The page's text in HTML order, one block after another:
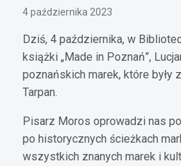
4 października 2023
Dziś, 4 października, w
książki „Made in Poznań”,
poznańskich marek, które były
Tarpan.
Pisarz Moros oprowadzi nas
po historycznych ścieżkach
wszystkich znanych marek i